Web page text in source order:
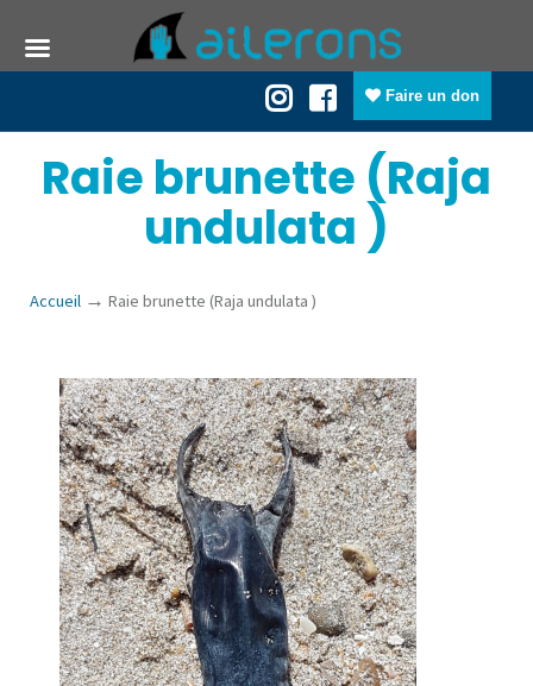
Faire un don
Raie brunette (Raja
undulata )
Accueil → Raie brunette (Raja undulata )